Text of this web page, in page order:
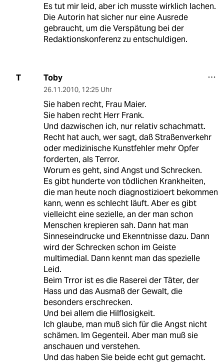
Es tut mir leid, aber ich musste wirklich lachen.
Die Autorin hat sicher nur eine Ausrede
gebraucht, um die Verspätung bei der
Redaktionskonferenz zu entschuldigen.
T Toby
26.11.2010, 12:25 Uhr
Sie haben recht, Frau Maier.
Sie haben recht Herr Frank.
Und dazwischen ich, nur relativ schachmatt.
Recht hat auch, wer sagt, daß Straßenverkehr
oder medizinische Kunstfehler mehr Opfer
forderten, als Terror.
Worum es geht, sind Angst und Schrecken.
Es gibt hunderte von tödlichen Krankheiten,
die man heute noch diagnostizioert bekommen
kann, wenn es schlecht läuft. Aber es gibt
vielleicht eine sezielle, an der man schon
Menschen krepieren sah. Dann hat man
Sinneseindrucke und Ekenntnisse dazu. Dann
wird der Schrecken schon im Geiste
multimedial. Dann kennt man das spezielle
Leid.
Beim Trror ist es die Raserei der Täter, der
Hass und das Ausmaß der Gewalt, die
besonders erschrecken.
Und bei allem die Hilflosigkeit.
Ich glaube, man muß sich für die Angst nicht
schämen. Im Gegenteil. Aber man muß sie
anschauen und verstehen.
Und das haben Sie beide echt gut gemacht.